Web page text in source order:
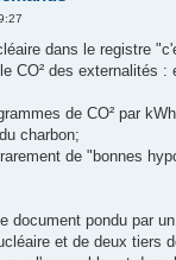
dans le registre
CO² des externalités
de CO² par
charbon;
de "bonnes
document pondu par
et de deux tiers